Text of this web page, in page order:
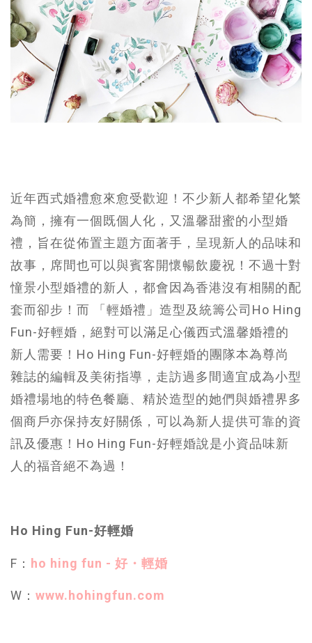
近年西式婚禮愈來愈受歡迎！不少新人都希望化繁
為簡，擁有一個既個人化，又溫馨甜蜜的小型婚
禮，旨在從佈置主題方面著手，呈現新人的品味和
故事，席間也可以與賓客開懷暢飲慶祝！不過十對
憧景小型婚禮的新人，都會因為香港沒有相關的配
套而卻步！而 「輕婚禮」造型及統籌公司Ho Hing
Fun-好輕婚，絕對可以滿足心儀西式溫馨婚禮的
新人需要！Ho Hing Fun-好輕婚的團隊本為尊尚
雜誌的編輯及美術指導，走訪過多間適宜成為小型
婚禮場地的特色餐廳、精於造型的她們與婚禮界多
個商戶亦保持友好關係，可以為新人提供可靠的資
訊及優惠！Ho Hing Fun-好輕婚說是小資品味新
人的福音絕不為過！
Ho Hing Fun-好輕婚
F： ho hing fun - 好・輕婚
W： www.hohingfun.com